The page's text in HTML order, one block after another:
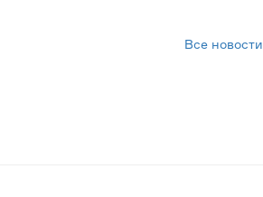
Все новости